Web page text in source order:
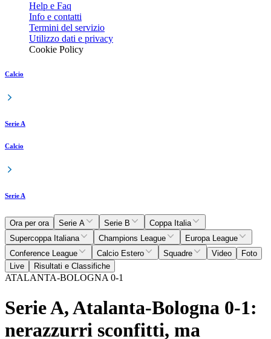
Help e Faq
Info e contatti
Termini del servizio
Utilizzo dati e privacy
Cookie Policy
Calcio
Serie A
Calcio
Serie A
Ora per ora Serie A Serie B
Coppa Italia
Supercoppa Italiana
Champions League
Europa League
Conference League
Calcio Estero Squadre Video
Foto
Live
Risultati e Classifiche
ATALANTA-BOLOGNA 0-1
Serie A, Atalanta-Bologna 0-1:
nerazzurri sconfitti, ma